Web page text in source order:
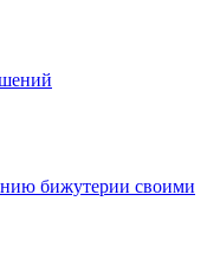
бижутерии своими